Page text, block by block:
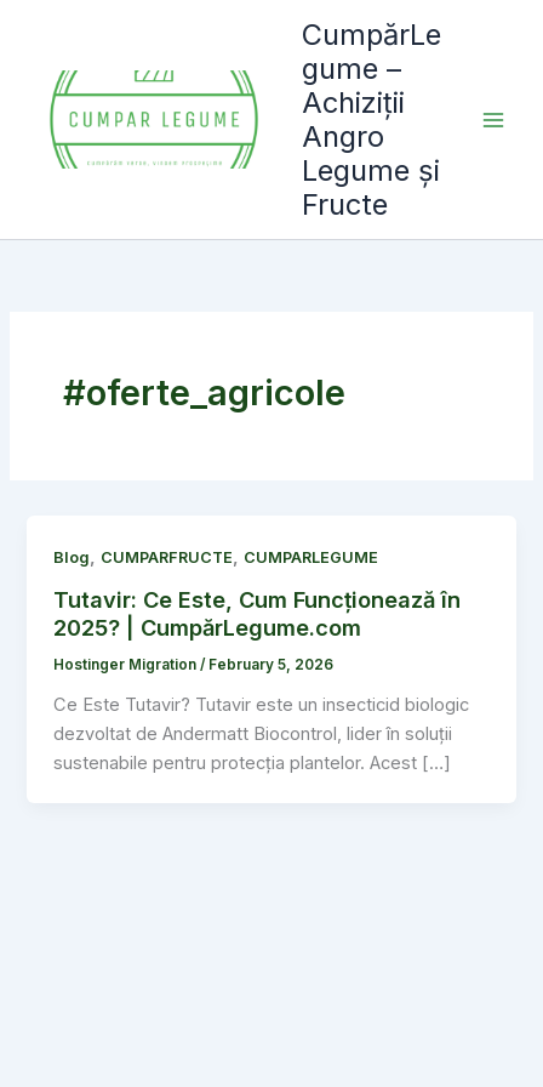
content
CumpărLe
gume –
Achiziții
Angro
Legume și
Fructe
#oferte_agricole
Blog, CUMPARFRUCTE, CUMPARLEGUME
Tutavir: Ce Este, Cum Funcționează în
2025? | CumpărLegume.com
Hostinger Migration/ February 5, 2026
Ce Este Tutavir? Tutavir este un insecticid biologic
dezvoltat de Andermatt Biocontrol, lider în soluții
sustenabile pentru protecția plantelor. Acest […]